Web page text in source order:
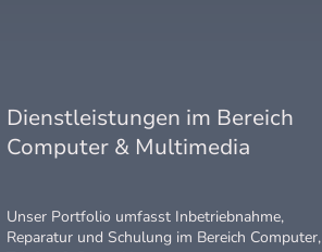
Dienstleistungen im Bereich
Computer & Multimedia
Unser Portfolio umfasst Inbetriebnahme,
Reparatur und Schulung im Bereich Computer,